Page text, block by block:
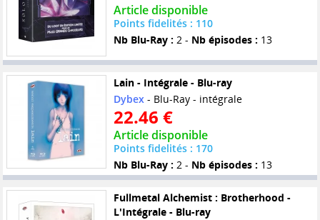
Article disponible
Points fidelités : 110
Nb Blu-Ray : 2 - Nb épisodes : 13
Lain - Intégrale - Blu-ray
Dybex- Blu-Ray - intégrale
22.46 €
Article disponible
Points fidelités : 170
Nb Blu-Ray : 2 - Nb épisodes : 13
Fullmetal Alchemist : Brotherhood -
L'Intégrale - Blu-ray